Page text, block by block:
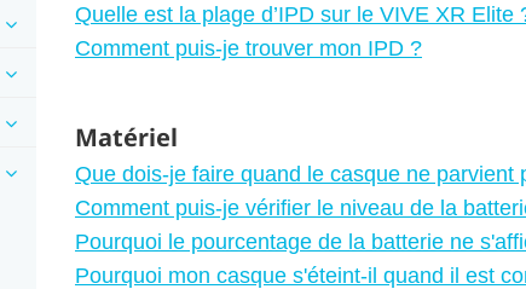
Quelle est la plage d’IPD sur le VIVE XR Elite
Comment puis-je trouver mon IPD ?
Matériel
Que dois-je faire quand le casque ne parvient
Comment puis-je vérifier le niveau de la
Pourquoi le pourcentage de la batterie ne
Pourquoi mon casque s'éteint-il quand il est